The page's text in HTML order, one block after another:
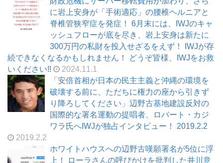
に岩上安身が「手術適応」の腰椎ヘルニアと
脊椎管狭窄症を発症！ 6月末には、IWJのキャ
ッシュフローが底を尽き、岩上安身は新たに
300万円の私財を投入せざるをえず！ IWJが存
続できなくなるかもしれません！ どうぞ皆様、IWJをお救
いください!!
2024.11.1
「安倍首相が日本の民主主義と沖縄の環境を
破壊する前に、ただちに権力の座から引きず
り降ろしてください」辺野古基地建設反対の
国際的な署名運動の提唱者、ロバート・カジ
ワラ氏へIWJが独占インタビュー！ 2019.2.2
2019.2.2
ホワイトハウスへの辺野古嘆願署名が5位に浮
上！ ローラさんの呼びかけを批判した井川意